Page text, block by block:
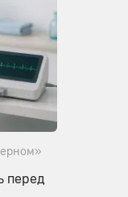
перед